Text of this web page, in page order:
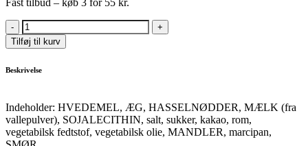
Træstamme
quantity
Tilføj til kurv
Beskrivelse
Indeholder: HVEDEMEL, ÆG, HASSELNØDDER, MÆLK (fra
vallepulver), SOJALECITHIN, salt, sukker, kakao, rom,
vegetabilsk fedtstof, vegetabilsk olie, MANDLER, marcipan,